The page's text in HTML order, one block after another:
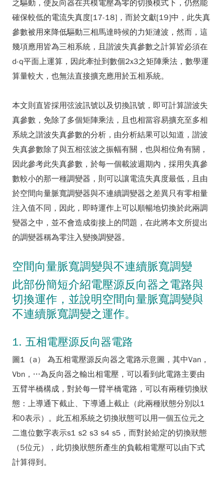
之驅動，使反向器在共模電壓為零的切換模式下，仍然能
確保較低的電流失真度[17-18]，而於文獻[19]中，此失真
參數被用來降低驅動三相馬達時候的力矩漣波，然而，這
幾項應用皆為三相系統，且諧波失真參數之計算皆必須在
d-q平面上運算，因此牽扯到數個2x3之矩陣乘法，數學運
算量較大，也無法直接擴充應用於五相系統。
本文則直皆採用弦波訊號以及切換訊號，即可計算諧波失
真參數，免除了多個矩陣乘法，且也相當容易擴充至多相
系統之諧波失真參數的分析，由分析結果可以知道，諧波
失真參數除了與五相弦波之振幅有關，也與相位角有關，
因此參考此失真參數，於每一個載波週期內，採用失真參
數較小的那一種調變器，則可以讓電流失真度最低，且由
於空間向量脈寬調變器與不連續調變器之差異只有零相量
注入值不同，因此，即時運作上可以順暢地切換於此兩調
變器之中，並不會造成銜接上的問題，在此將本文所提出
的調變器稱為零注入變換調變器。
空間向量脈寬調變與不連續脈寬調變
此部份簡短介紹電壓源反向器之電路與
切換運作，並說明空間向量脈寬調變與
不連續脈寬調變之運作。
1. 五相電壓源反向器電路
圖1（a） 為五相電壓源反向器之電路示意圖，其中Van ,
Vbn , …為反向器之輸出相電壓，可以看到此電路主要由
五臂半橋構成，對於每一臂半橋電路，可以有兩種切換狀
態：上導通下截止、下導通上截止（此兩種狀態分別以1
和0表示）。此五相系統之切換狀態可以用一個五位元之
二進位數字表示s1 s2 s3 s4 s5，而對於給定的切換狀態
（5位元），此切換狀態所產生的負載相電壓可以由下式
計算得到。